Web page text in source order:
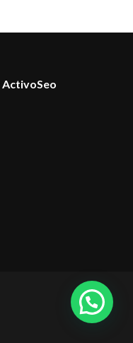
ActivoSeo